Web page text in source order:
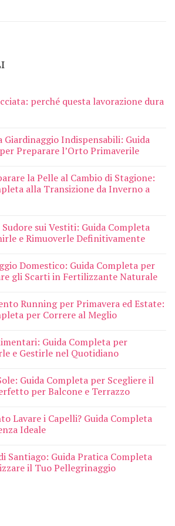
perché questa lavorazione dura
Giardinaggio Indispensabili: Guida
Preparare l’Orto Primaverile
la Pelle al Cambio di Stagione:
alla Transizione da Inverno a
Sudore sui Vestiti: Guida Completa
e Rimuoverle Definitivamente
Domestico: Guida Completa per
gli Scarti in Fertilizzante Naturale
Running per Primavera ed Estate:
per Correre al Meglio
Guida Completa per
e Gestirle nel Quotidiano
Guida Completa per Scegliere il
per Balcone e Terrazzo
Lavare i Capelli? Guida Completa
Ideale
Santiago: Guida Pratica Completa
il Tuo Pellegrinaggio